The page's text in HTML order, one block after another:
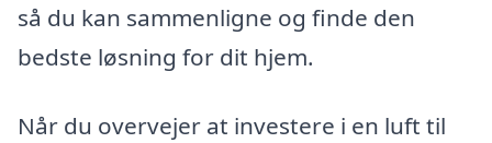
så du kan sammenligne og finde den
bedste løsning for dit hjem.
Når du overvejer at investere i en luft til